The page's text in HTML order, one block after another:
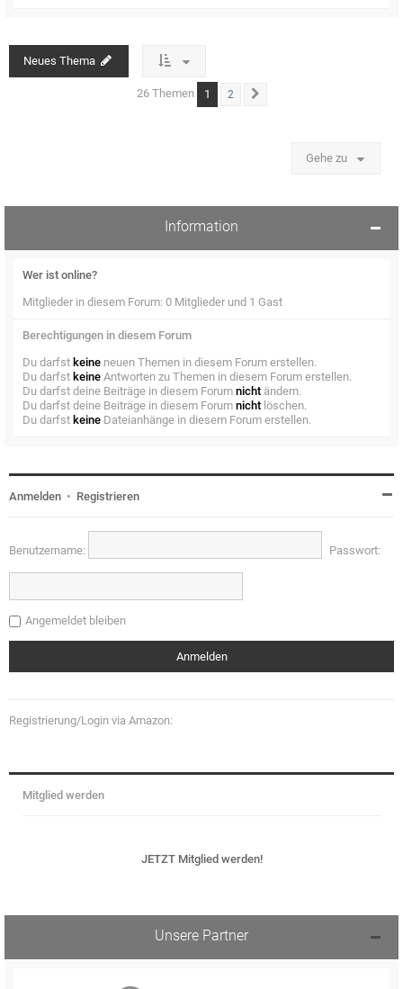
Neues Thema
26 Themen 1 2
Gehe zu
Information
Wer ist online?
Mitglieder in diesem Forum: 0 Mitglieder und 1 Gast
Berechtigungen in diesem Forum
Du darfst keine neuen Themen in diesem Forum erstellen.
Du darfst keine Antworten zu Themen in diesem Forum erstellen.
Du darfst deine Beiträge in diesem Forum nicht ändern.
Du darfst deine Beiträge in diesem Forum nicht löschen.
Du darfst keine Dateianhänge in diesem Forum erstellen.
Anmelden • Registrieren
Benutzername: Passwort:
Angemeldet bleiben
Registrierung/Login via Amazon:
Mitglied werden
JETZT Mitglied werden!
Unsere Partner